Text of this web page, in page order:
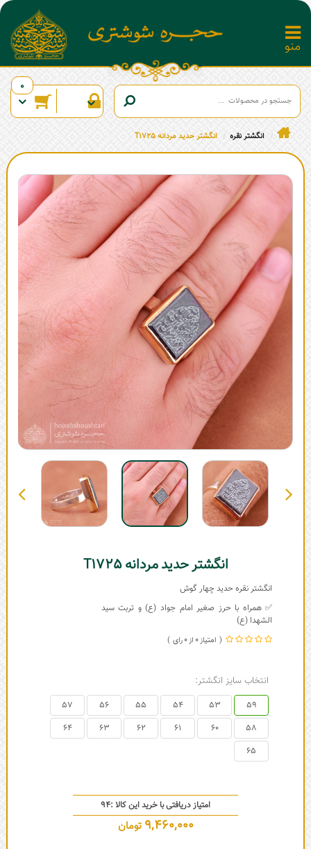
0
انگشتر نقره انگشتر حدید مردانه T1725
انگشتر حدید مردانه T1725
انگشتر نقره حدید چهار گوش
✅ همراه با حرز صغیر امام جواد (ع) و تربت سید
الشهدا (ع)
0
0
انتخاب سایز انگشتر:
59
53
54
55
56
57
58
60
61
62
63
64
65
امتیاز دریافتی با خرید این کالا :94
9,460,000 تومان